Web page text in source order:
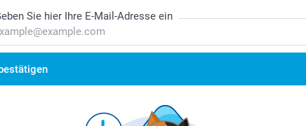
Sie hier Ihre E-Mail-Adresse ein